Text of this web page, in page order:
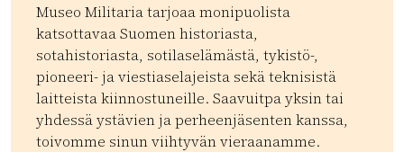
Museo Militaria tarjoaa monipuolista
katsottavaa Suomen historiasta,
sotahistoriasta, sotilaselämästä, tykistö-,
pioneeri- ja viestiaselajeista sekä teknisistä
laitteista kiinnostuneille. Saavuitpa yksin tai
yhdessä ystävien ja perheenjäsenten kanssa,
toivomme sinun viihtyvän vieraanamme.